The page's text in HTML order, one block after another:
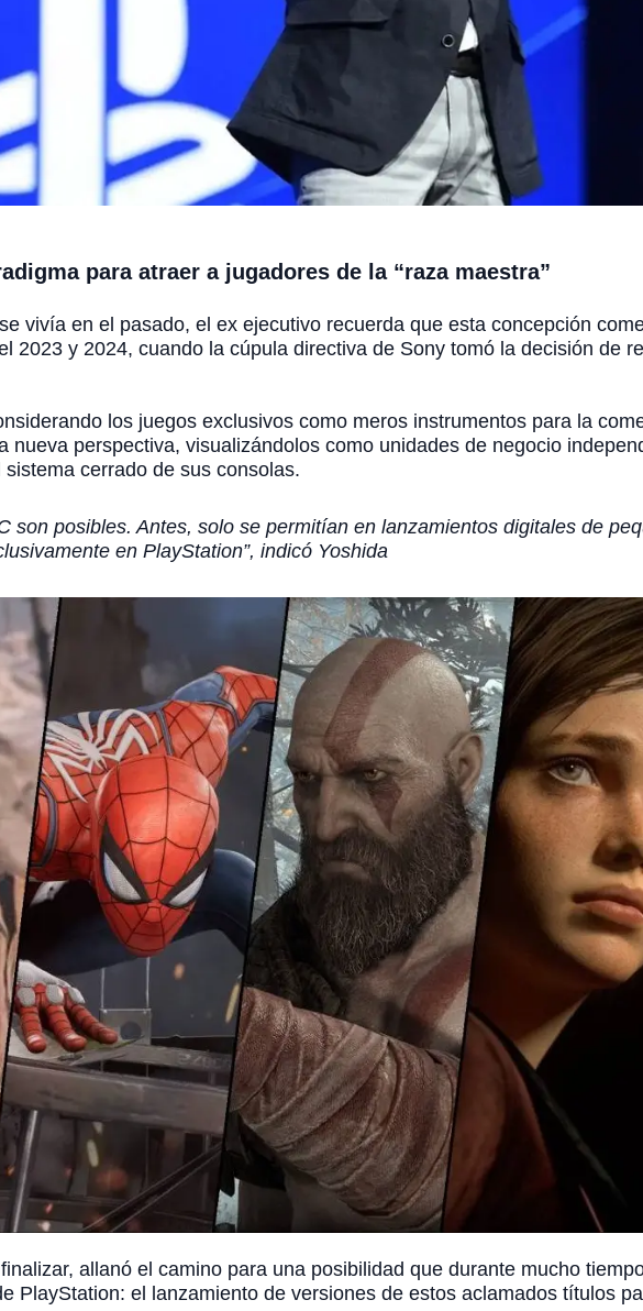
para atraer a jugadores de la “raza maestra”
vivía en el pasado, el ex ejecutivo recuerda que esta concepción
2023 y 2024, cuando la cúpula directiva de Sony tomó la decisión de
los juegos exclusivos como meros instrumentos para la
nueva perspectiva, visualizándolos como unidades de negocio
cerrado de sus consolas.
son posibles. Antes, solo se permitían en lanzamientos digitales de
en PlayStation”, indicó Yoshida
allanó el camino para una posibilidad que durante mucho
PlayStation: el lanzamiento de versiones de estos aclamados títulos